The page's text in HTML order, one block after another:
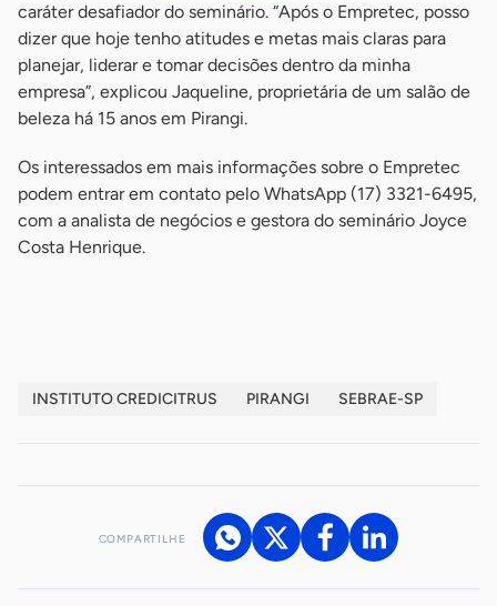
caráter desafiador do seminário. “Após o Empretec, posso
dizer que hoje tenho atitudes e metas mais claras para
planejar, liderar e tomar decisões dentro da minha
empresa”, explicou Jaqueline, proprietária de um salão de
beleza há 15 anos em Pirangi.
Os interessados em mais informações sobre o Empretec
podem entrar em contato pelo WhatsApp (17) 3321-6495,
com a analista de negócios e gestora do seminário Joyce
Costa Henrique.
INSTITUTO CREDICITRUS PIRANGI SEBRAE-SP
COMPARTILHE